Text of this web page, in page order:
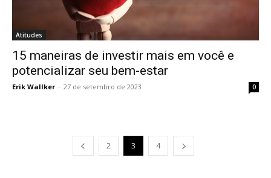
Atitudes
15 maneiras de investir mais em você e
potencializar seu bem-estar
Erik Wallker - 27 de setembro de 2023 0
2 3 4